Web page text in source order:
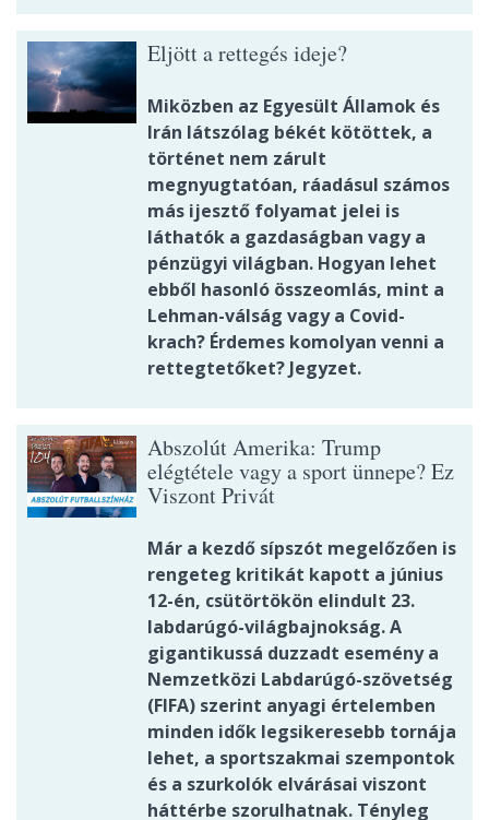
Eljött a rettegés ideje?
Miközben az Egyesült Államok és
Irán látszólag békét kötöttek, a
történet nem zárult
megnyugtatóan, ráadásul számos
más ijesztő folyamat jelei is
láthatók a gazdaságban vagy a
pénzügyi világban. Hogyan lehet
ebből hasonló összeomlás, mint a
Lehman-válság vagy a Covid-
krach? Érdemes komolyan venni a
rettegtetőket? Jegyzet.
Abszolút Amerika: Trump
elégtétele vagy a sport ünnepe? Ez
Viszont Privát
Már a kezdő sípszót megelőzően is
rengeteg kritikát kapott a június
12-én, csütörtökön elindult 23.
labdarúgó-világbajnokság. A
gigantikussá duzzadt esemény a
Nemzetközi Labdarúgó-szövetség
(FIFA) szerint anyagi értelemben
minden idők legsikeresebb tornája
lehet, a sportszakmai szempontok
és a szurkolók elvárásai viszont
háttérbe szorulhatnak. Tényleg